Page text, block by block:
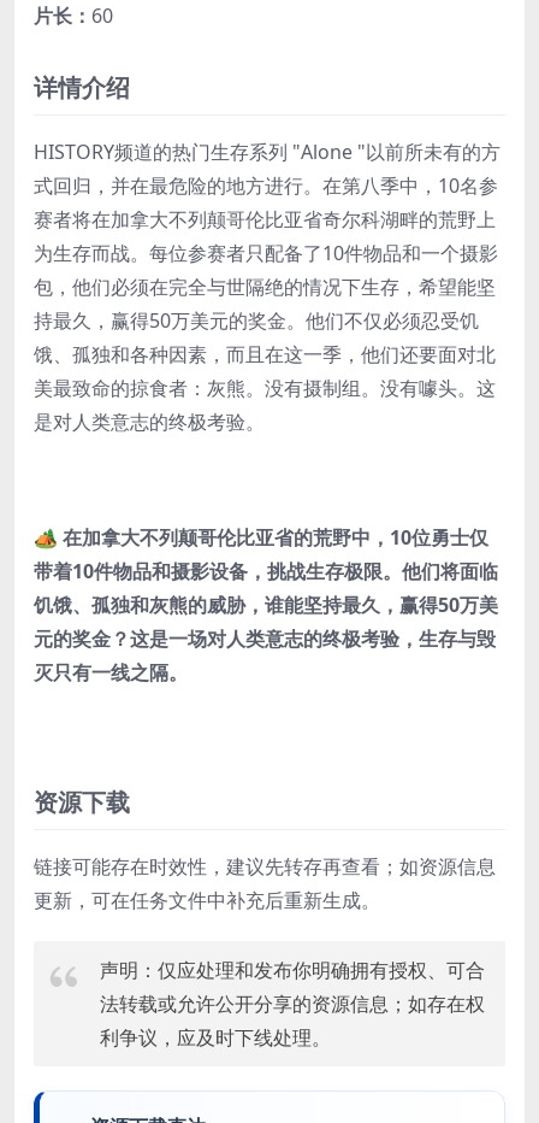
片长： 60
详情介绍
HISTORY频道的热门生存系列 "Alone "以前所未有的方
式回归，并在最危险的地方进行。在第八季中，10名参
赛者将在加拿大不列颠哥伦比亚省奇尔科湖畔的荒野上
为生存而战。每位参赛者只配备了10件物品和一个摄影
包，他们必须在完全与世隔绝的情况下生存，希望能坚
持最久，赢得50万美元的奖金。他们不仅必须忍受饥
饿、孤独和各种因素，而且在这一季，他们还要面对北
美最致命的掠食者：灰熊。没有摄制组。没有噱头。这
是对人类意志的终极考验。
🏕️ 在加拿大不列颠哥伦比亚省的荒野中，10位勇士仅
带着10件物品和摄影设备，挑战生存极限。他们将面临
饥饿、孤独和灰熊的威胁，谁能坚持最久，赢得50万美
元的奖金？这是一场对人类意志的终极考验，生存与毁
灭只有一线之隔。
资源下载
链接可能存在时效性，建议先转存再查看；如资源信息
更新，可在任务文件中补充后重新生成。
声明：仅应处理和发布你明确拥有授权、可合
法转载或允许公开分享的资源信息；如存在权
利争议，应及时下线处理。